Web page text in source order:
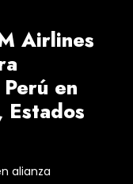
Airlines
en
Estados
alianza